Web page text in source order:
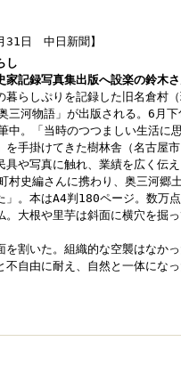
31 日 中日新聞】
し
記録写真集出版へ設楽の鈴木さ
らしぷりを記録した旧名倉村
三河物語」が出版される。6月
中。「当時のつつましい生活に
手掛けてきた樹林舎（名古屋
具や写真に触れ、業績を広く伝
村史編さんに携わり、奥三河郷
」。本はA4判180ページ。数万
。大根や里芋は斜面に横穴を掘
割いた。組織的な空襲はなか
不自由に耐え、自然と一体にな